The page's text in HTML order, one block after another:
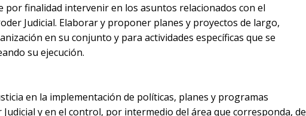
por finalidad intervenir en los asuntos relacionados con el
Judicial. Elaborar y proponer planes y proyectos de largo,
en su conjunto y para actividades específicas que se
su ejecución.
en la implementación de políticas, planes y programas
y en el control, por intermedio del área que corresponda, de